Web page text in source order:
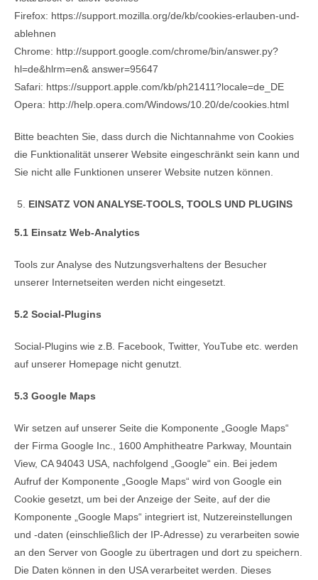
Firefox: https://support.mozilla.org/de/kb/cookies-erlauben-und-
ablehnen
Chrome: http://support.google.com/chrome/bin/answer.py?
hl=de&hlrm=en& answer=95647
Safari: https://support.apple.com/kb/ph21411?locale=de_DE
Opera: http://help.opera.com/Windows/10.20/de/cookies.html
Bitte beachten Sie, dass durch die Nichtannahme von Cookies
die Funktionalität unserer Website eingeschränkt sein kann und
Sie nicht alle Funktionen unserer Website nutzen können.
EINSATZ VON ANALYSE-TOOLS, TOOLS UND PLUGINS
5.1 Einsatz Web-Analytics
Tools zur Analyse des Nutzungsverhaltens der Besucher
unserer Internetseiten werden nicht eingesetzt.
5.2 Social-Plugins
Social-Plugins wie z.B. Facebook, Twitter, YouTube etc. werden
auf unserer Homepage nicht genutzt.
5.3 Google Maps
Wir setzen auf unserer Seite die Komponente „Google Maps“
der Firma Google Inc., 1600 Amphitheatre Parkway, Mountain
View, CA 94043 USA, nachfolgend „Google“ ein. Bei jedem
Aufruf der Komponente „Google Maps“ wird von Google ein
Cookie gesetzt, um bei der Anzeige der Seite, auf der die
Komponente „Google Maps“ integriert ist, Nutzereinstellungen
und -daten (einschließlich der IP-Adresse) zu verarbeiten sowie
an den Server von Google zu übertragen und dort zu speichern.
Die Daten können in den USA verarbeitet werden. Dieses